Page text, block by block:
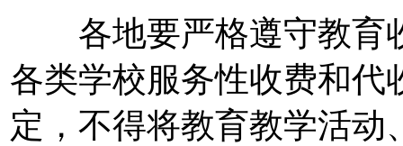
各地要严格遵守教育
各类学校服务性收费和代
定，不得将教育教学活